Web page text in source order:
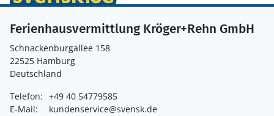
Ferienhausvermittlung Kröger+Rehn GmbH
Schnackenburgallee 158
22525 Hamburg
Deutschland
Telefon: +49 40 54779585
E-Mail:
kundenservice@svensk.de